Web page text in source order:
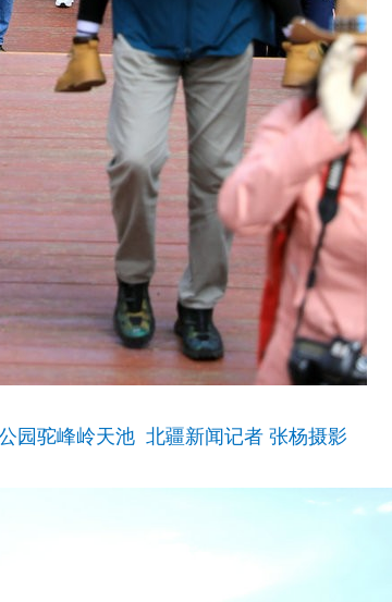
园驼峰岭天池 北疆新闻记者 张杨摄影